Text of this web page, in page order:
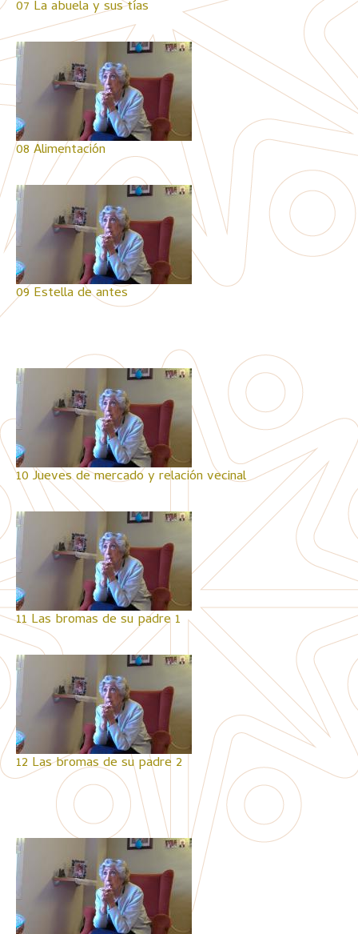
07 La abuela y sus tías
08 Alimentación
09 Estella de antes
10 Jueves de mercado y relación vecinal
11 Las bromas de su padre 1
12 Las bromas de su padre 2